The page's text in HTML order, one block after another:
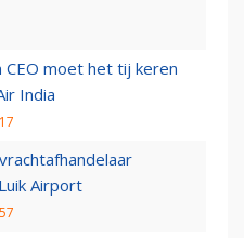
CEO moet het tij keren
India
Airport